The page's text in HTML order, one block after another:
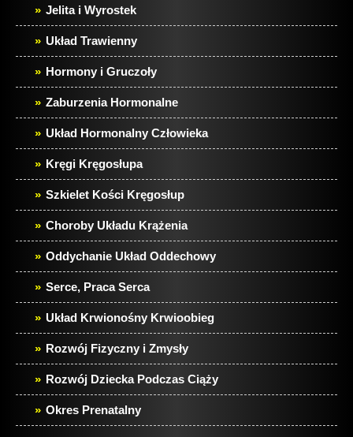
Jelita i Wyrostek
Układ Trawienny
Hormony i Gruczoły
Zaburzenia Hormonalne
Układ Hormonalny Człowieka
Kręgi Kręgosłupa
Szkielet Kości Kręgosłup
Choroby Układu Krążenia
Oddychanie Układ Oddechowy
Serce, Praca Serca
Układ Krwionośny Krwioobieg
Rozwój Fizyczny i Zmysły
Rozwój Dziecka Podczas Ciąży
Okres Prenatalny